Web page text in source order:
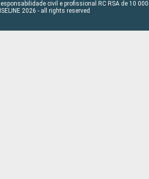
civil e profissional RC RSA de 10 000
2026 - all rights reserved